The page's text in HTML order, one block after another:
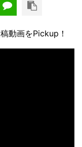
動画をPickup！